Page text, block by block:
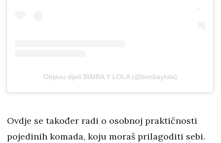
Objavu dijeli BIMBA Y LOLA (@bimbaylola)
Ovdje se također radi o osobnoj praktičnosti
pojedinih komada, koju moraš prilagoditi sebi.